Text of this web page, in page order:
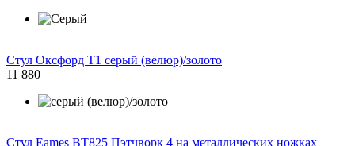
Стул Оксфорд Т1 серый (велюр)/золото
11 880
Стул Eames BT825 Пэтчворк 4 на металлических ножках